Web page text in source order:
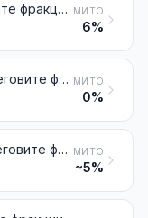
Соево масло и неговите фракции, дори рафинирани, но не химически променени МИТО
6%
Фъстъчено масло и неговите фракции, дори рафинирани, но не химически променени МИТО
0%
Маслиново масло и неговите фракции, дори рафинирани, но не химически променени МИТО
~5%